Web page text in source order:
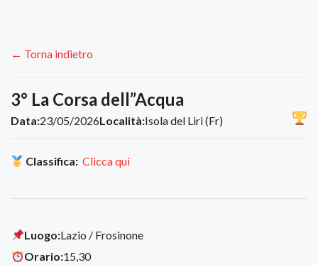
← Torna indietro
3° La Corsa dell”Acqua
Data:23/05/2026Località:Isola del Liri (Fr)
Classifica: Clicca qui
Luogo:Lazio / Frosinone
Orario:15,30